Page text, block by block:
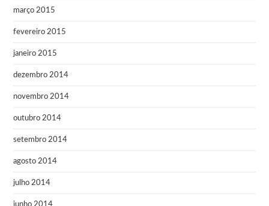
março 2015
fevereiro 2015
janeiro 2015
dezembro 2014
novembro 2014
outubro 2014
setembro 2014
agosto 2014
julho 2014